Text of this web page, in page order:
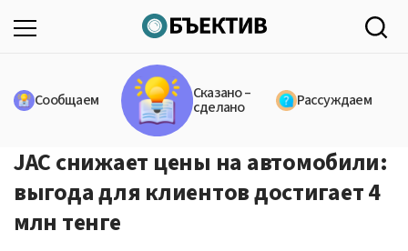
Сообщаем Сказано –
сделано Рассуждаем
JAC снижает цены на автомобили:
выгода для клиентов достигает 4
млн тенге